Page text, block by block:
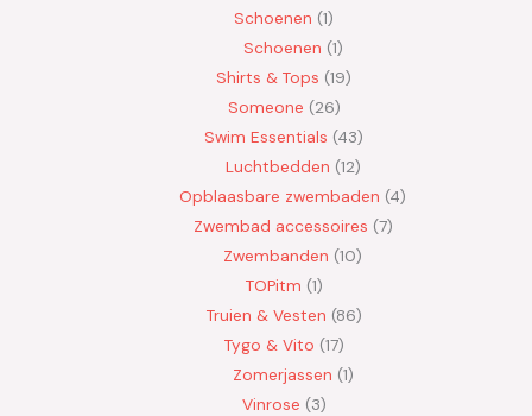
Schoenen 1
Schoenen 1
Shirts & Tops 19
Someone 26
Swim Essentials 43
Luchtbedden 12
Opblaasbare zwembaden 4
Zwembad accessoires 7
Zwembanden 10
TOPitm 1
Truien & Vesten 86
Tygo & Vito 17
Zomerjassen 1
Vinrose 3